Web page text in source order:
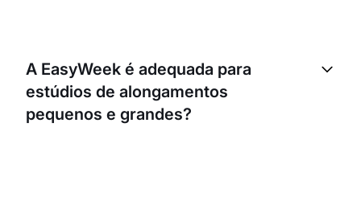
crescimento, observar tendências e tomar decisões
baseadas em dados para melhorar o teu negócio.
A EasyWeek é adequada para
estúdios de alongamentos
pequenos e grandes?